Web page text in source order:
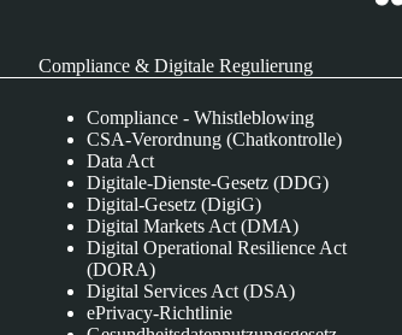
Compliance & Digitale Regulierung
Compliance - Whistleblowing
CSA-Verordnung (Chatkontrolle)
Data Act
Digitale-Dienste-Gesetz (DDG)
Digital-Gesetz (DigiG)
Digital Markets Act (DMA)
Digital Operational Resilience Act
(DORA)
Digital Services Act (DSA)
ePrivacy-Richtlinie